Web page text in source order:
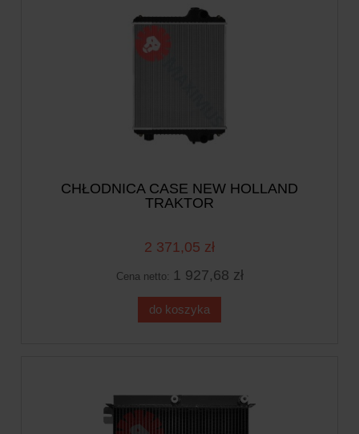
CHŁODNICA CASE NEW HOLLAND
TRAKTOR
2 371,05 zł
Cena netto: 1 927,68 zł
do koszyka